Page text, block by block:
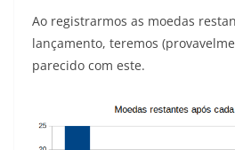
Ao registrarmos as moedas
lançamento, teremos
parecido com este.